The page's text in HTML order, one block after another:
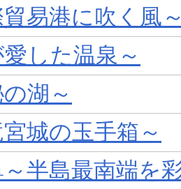
易港に吹く風
した温泉～
湖～
城の玉手箱～
半島最南端を